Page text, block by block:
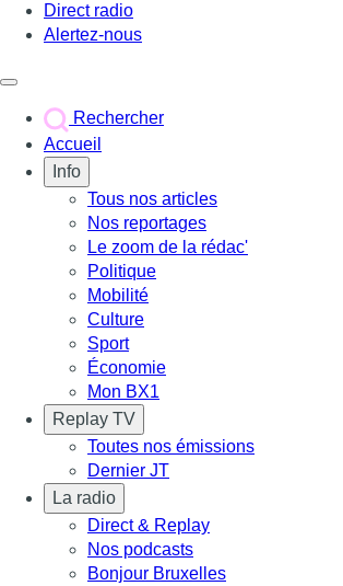
Direct radio
Alertez-nous
Rechercher
Accueil
Info
Tous nos articles
Nos reportages
Le zoom de la rédac'
Politique
Mobilité
Culture
Sport
Économie
Mon BX1
Replay TV
Toutes nos émissions
Dernier JT
La radio
Direct & Replay
Nos podcasts
Bonjour Bruxelles